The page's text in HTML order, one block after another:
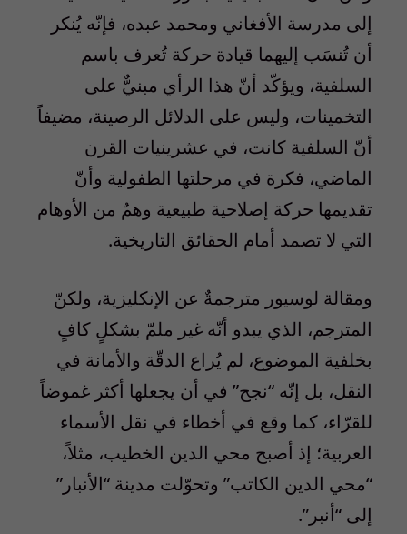
إلى مدرسة الأفغاني ومحمد عبده، فإنّه يُنكر
أن تُنسَب إليهما قيادة حركة تُعرف باسم
السلفية، ويؤكّد أنّ هذا الرأي مبنيٌّ على
التخمينات، وليس على الدلائل الرصينة، مضيفاً
أنّ السلفية كانت، في عشرينيات القرن
الماضي، فكرة في مرحلتها الطفولية وأنّ
تقديمها حركة إصلاحية طبيعية وهمٌ من الأوهام
التي لا تصمد أمام الحقائق التاريخية.
ومقالة لوسيور مترجمةٌ عن الإنكليزية، ولكنّ
المترجم، الذي يبدو أنّه غير ملمّ بشكلٍ كافٍ
بخلفية الموضوع، لم يُراع الدقّة والأمانة في
النقل، بل إنّه “نجح” في أن يجعلها أكثر غموضاً
للقرّاء، كما وقع في أخطاء في نقل الأسماء
العربية؛ إذ أصبح محي الدين الخطيب، مثلاً،
“محي الدين الكاتب” وتحوّلت مدينة “الأنبار”
إلى “أنبر”.